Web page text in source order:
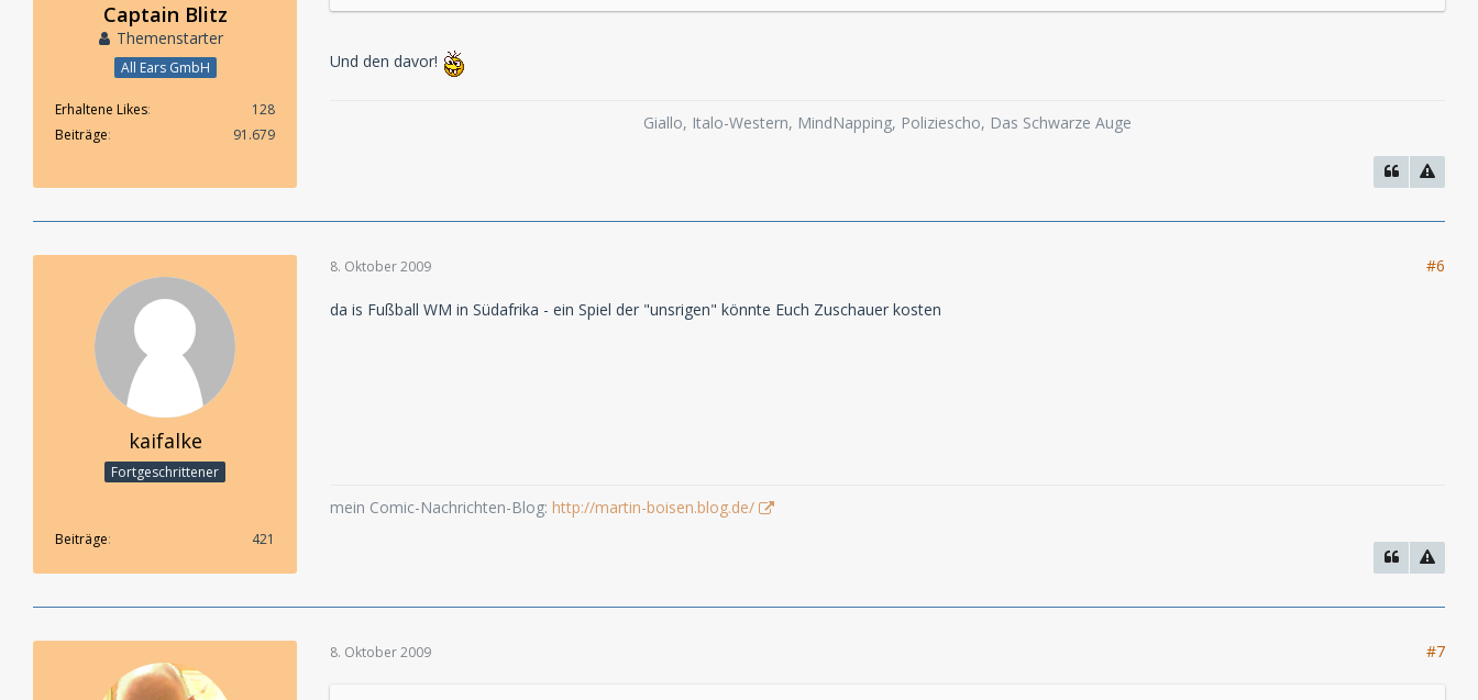
Captain Blitz
Themenstarter
All Ears GmbH
Erhaltene Likes
128
Beiträge
91.679
Und den davor!
Giallo, Italo-Western, MindNapping, Poliziescho, Das Schwarze Auge
kaifalke
Fortgeschrittener
Beiträge 421
8. Oktober 2009 #6
da is Fußball WM in Südafrika - ein Spiel der "unsrigen" könnte Euch Zuschauer kosten
mein Comic-Nachrichten-Blog: http://martin-boisen.blog.de/
8. Oktober 2009 #7